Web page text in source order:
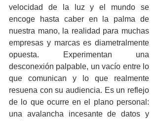
velocidad de la luz y el mundo se
encoge hasta caber en la palma de
nuestra mano, la realidad para muchas
empresas y marcas es diametralmente
opuesta. Experimentan una
desconexión palpable, un vacío entre lo
que comunican y lo que realmente
resuena con su audiencia. Es un reflejo
de lo que ocurre en el plano personal:
una avalancha incesante de datos y